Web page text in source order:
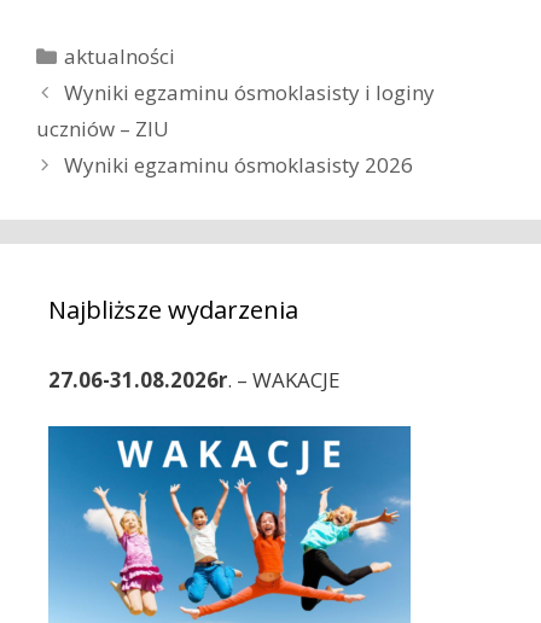
K
a
e
g
aktualności
Z
o
z
Wyniki egzaminu ósmoklasisty i loginy
uczniów – ZIU
Wyniki egzaminu ósmoklasisty 2026
Najbliższe wydarzenia
27.06-31.08.2026r. – WAKACJE